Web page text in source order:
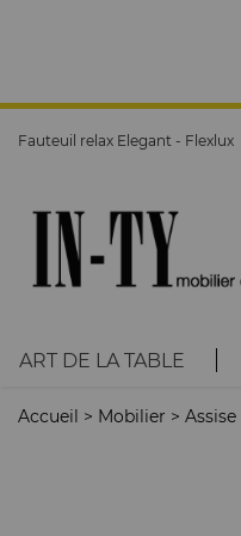
Fauteuil relax Elegant - Flexlux
ART DE LA TABLE
Accueil > Mobilier > Assise